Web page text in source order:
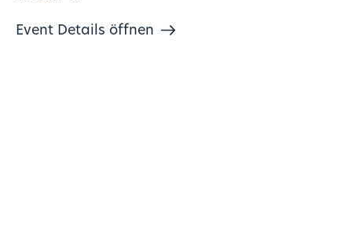
Event Details öffnen